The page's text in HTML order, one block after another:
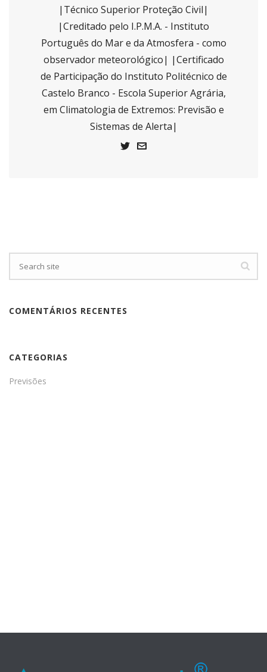
|Técnico Superior Proteção Civil|
|Creditado pelo I.P.M.A. - Instituto
Português do Mar e da Atmosfera - como
observador meteorológico| |Certificado
de Participação do Instituto Politécnico de
Castelo Branco - Escola Superior Agrária,
em Climatologia de Extremos: Previsão e
Sistemas de Alerta|
COMENTÁRIOS RECENTES
CATEGORIAS
Previsões